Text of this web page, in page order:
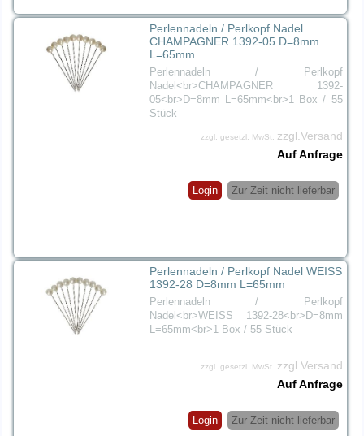
Perlennadeln / Perlkopf Nadel
CHAMPAGNER 1392-05 D=8mm
L=65mm
Perlennadeln / Perlkopf
Nadel<br>CHAMPAGNER 1392-
05<br>D=8mm L=65mm<br>1 Box / 55
Stück
zzgl. gesetzl. MwSt.
zzgl.Versand
Auf Anfrage
Zur Zeit nicht lieferbar
Login
Perlennadeln / Perlkopf Nadel WEISS
1392-28 D=8mm L=65mm
Perlennadeln / Perlkopf
Nadel<br>WEISS 1392-28<br>D=8mm
L=65mm<br>1 Box / 55 Stück
zzgl. gesetzl. MwSt.
zzgl.Versand
Auf Anfrage
Zur Zeit nicht lieferbar
Login